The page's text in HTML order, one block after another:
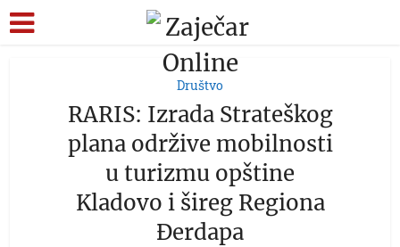
Društvo
RARIS: Izrada Strateškog
plana održive mobilnosti
u turizmu opštine
Kladovo i šireg Regiona
Đerdapa